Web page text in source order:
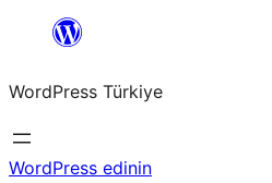
İçeriğe
WordPress Türkiye
WordPress edinin